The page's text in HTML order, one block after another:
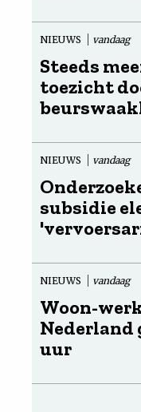
NIEUWS vandaag
Steeds
toezicht
NIEUWS vandaag
subsidie
NIEUWS vandaag
Woon-
Nederland
uur